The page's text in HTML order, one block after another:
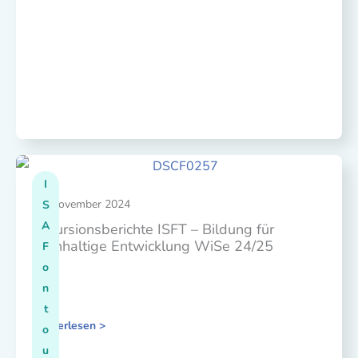
I
S
A
F
o
n
t
o
u
20. November 2024
Exkursionsberichte ISFT – Bildung für
nachhaltige Entwicklung WiSe 24/25
Weiterlesen >